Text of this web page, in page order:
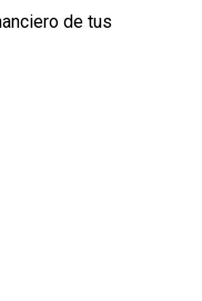
de tus